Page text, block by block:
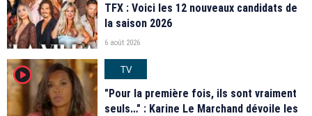
TFX : Voici les 12 nouveaux candidats de
la saison 2026
6 août 2026
player2
TV
"Pour la première fois, ils sont vraiment
seuls…" : Karine Le Marchand dévoile les